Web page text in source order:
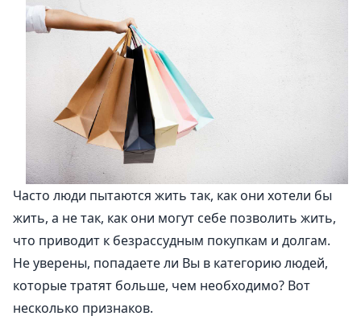
Часто люди пытаются жить так, как они хотели бы
жить, а не так, как они могут себе позволить жить,
что приводит к безрассудным покупкам и долгам.
Не уверены, попадаете ли Вы в категорию людей,
которые тратят больше, чем необходимо? Вот
несколько признаков.